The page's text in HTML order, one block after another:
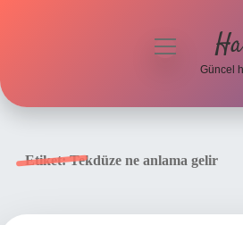
menüyü
Güncel
Etiket:Tekdüze ne anlama gelir